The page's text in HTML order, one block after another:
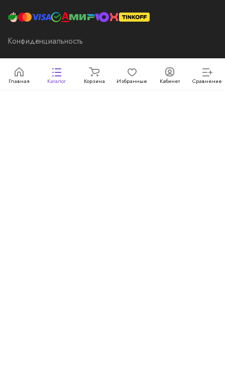
Конфиденциальность
Главная Каталог Корзина Избранные Кабинет Сравнение